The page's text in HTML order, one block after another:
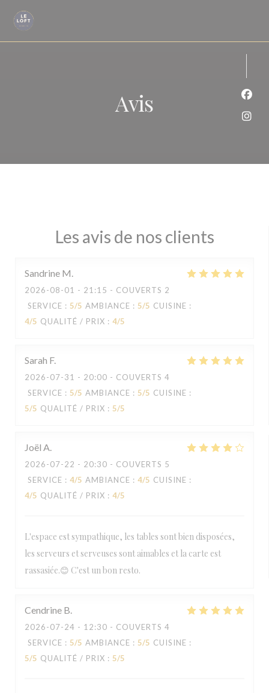
Personnalisation de vos choix en matière de cookies
Avis
Les avis de nos clients
Sandrine M
2026-08-01 - 21:15 - COUVERTS 2
SERVICE : 5/5 AMBIANCE : 5/5 CUISINE :
4/5 QUALITÉ / PRIX : 4/5
Sarah F
2026-07-31 - 20:00 - COUVERTS 4
SERVICE : 5/5 AMBIANCE : 5/5 CUISINE :
5/5 QUALITÉ / PRIX : 5/5
Joël A
2026-07-22 - 20:30 - COUVERTS 5
SERVICE : 4/5 AMBIANCE : 4/5 CUISINE :
4/5 QUALITÉ / PRIX : 4/5
L'espace est sympathique, les tables sont bien disposées,
les serveurs et serveuses sont aimables et la carte est
rassasiée.😊 C'est un bon resto.
Cendrine B
2026-07-24 - 12:30 - COUVERTS 4
SERVICE : 5/5 AMBIANCE : 5/5 CUISINE :
5/5 QUALITÉ / PRIX : 5/5